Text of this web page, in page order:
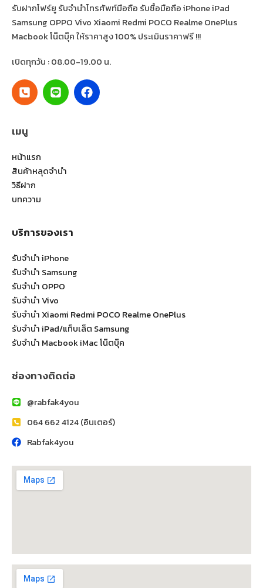
รับฝากโฟร์ยู รับจำนำโทรศัพท์มือถือ รับซื้อมือถือ iPhone iPad
Samsung OPPO Vivo Xiaomi Redmi POCO Realme OnePlus
Macbook โน๊ตบุ๊ค ให้ราคาสูง 100% ประเมินราคาฟรี !!!
เปิดทุกวัน : 08.00-19.00 น.
เมนู
หน้าแรก
สินค้าหลุดจำนำ
วิธีฝาก
บทความ
บริการของเรา
รับจำนำ iPhone
รับจำนำ Samsung
รับจำนำ OPPO
รับจำนำ Vivo
รับจำนำ Xiaomi Redmi POCO Realme OnePlus
รับจำนำ iPad/แท็บเล็ต Samsung
รับจำนำ Macbook iMac โน๊ตบุ๊ค
ช่องทางติดต่อ
@rabfak4you
064 662 4124 (อินเตอร์)
Rabfak4you